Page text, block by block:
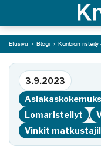
Etusivu › Blogi › Karibian
3.9.2023
Lomaristeilyt
,
Vinkit